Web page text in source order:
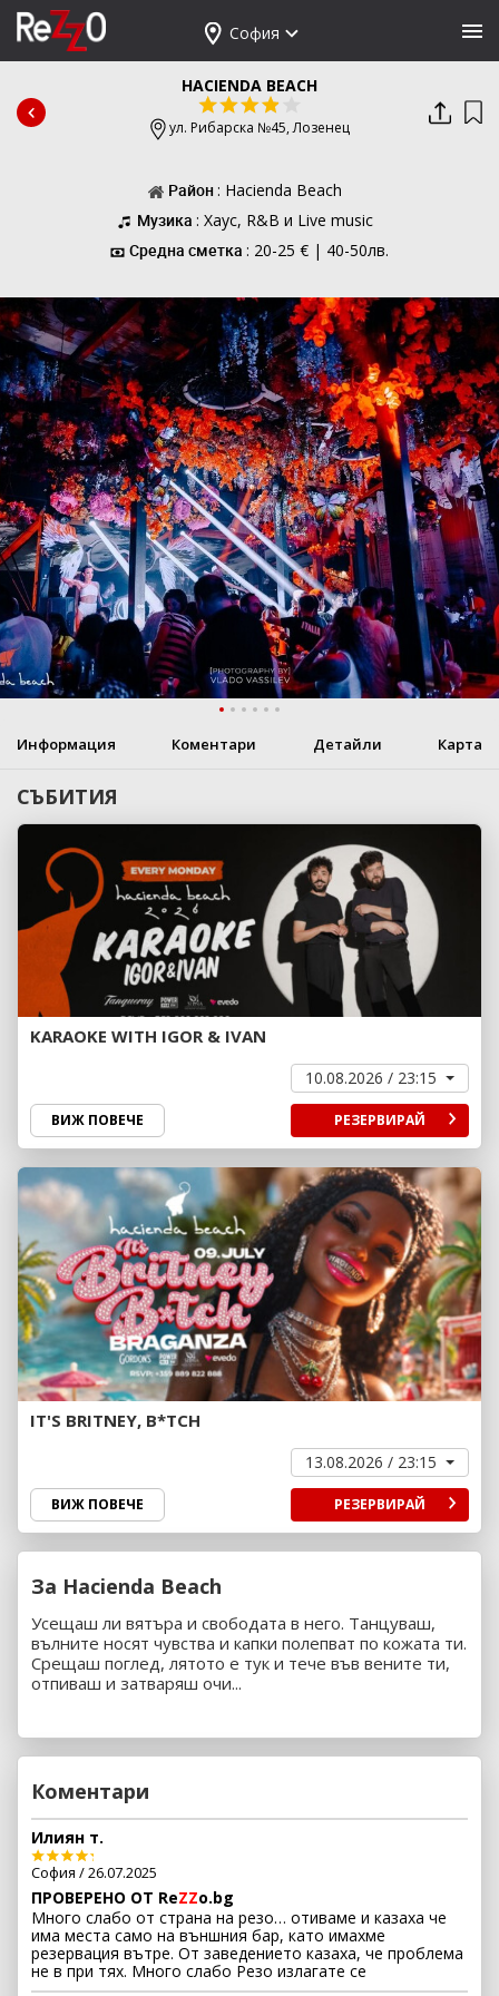
София
HACIENDA BEACH
ул. Рибарска №45,Лозенец
Район : Hacienda Beach
Музика : Хаус, R&B и Live music
Средна сметка : 20-25 € | 40-50лв.
Информация Коментари Детайли Карта
СЪБИТИЯ
KARAOKE WITH IGOR & IVAN
10.08.2026 / 23:15
ВИЖ ПОВЕЧЕ РЕЗЕРВИРАЙ
IT'S BRITNEY, B*TCH
13.08.2026 / 23:15
ВИЖ ПОВЕЧЕ РЕЗЕРВИРАЙ
За Hacienda Beach
Усещаш ли вятъра и свободата в него. Танцуваш,
вълните носят чувства и капки полепват по кожата ти.
Срещаш поглед, лятото е тук и тече във вените ти,
отпиваш и затваряш очи...
Коментари
Илиян т.
София / 26.07.2025
ПРОВЕРЕНО ОТ ReZZo.bg
Много слабо от страна на резо… отиваме и казаха че
има места само на външния бар, като имахме
резервация вътре. От заведението казаха, че проблема
не в при тях. Много слабо Резо излагате се